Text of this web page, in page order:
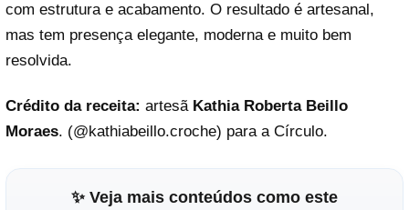
com estrutura e acabamento. O resultado é artesanal,
mas tem presença elegante, moderna e muito bem
resolvida.
Crédito da receita: artesã Kathia Roberta Beillo
Moraes. (@kathiabeillo.croche) para a Círculo.
✨ Veja mais conteúdos como este